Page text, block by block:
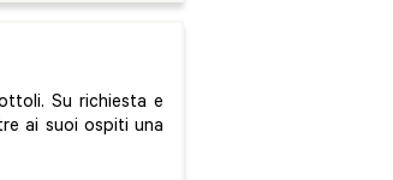
Su richiesta e
ai suoi ospiti una